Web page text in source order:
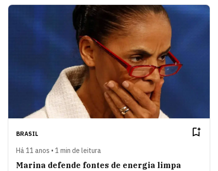
BRASIL
Há 11 anos • 1 min de leitura
Marina defende fontes de energia limpa